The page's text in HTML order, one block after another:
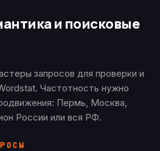
и поисковые
запросов для проверки и
Частотность нужно
Пермь, Москва,
России или вся РФ.